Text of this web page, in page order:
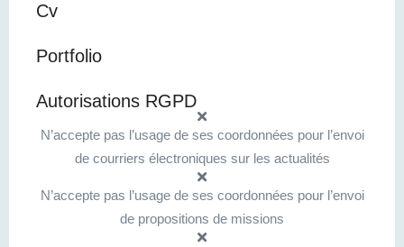
Cv
Portfolio
Autorisations RGPD
N’accepte pas l’usage de ses coordonnées pour l’envoi
de courriers électroniques sur les actualités
N’accepte pas l’usage de ses coordonnées pour l’envoi
de propositions de missions